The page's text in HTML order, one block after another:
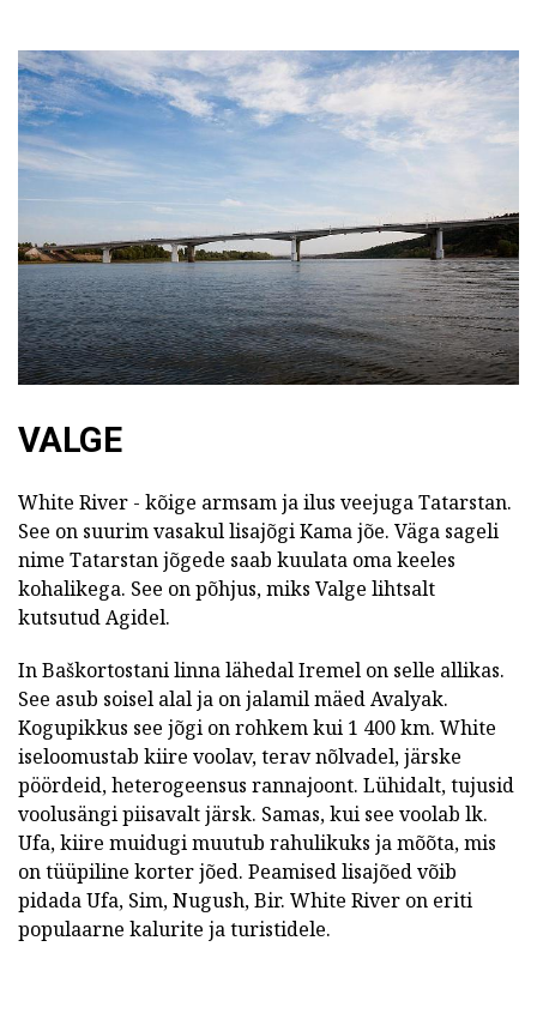
VALGE
White River - kõige armsam ja ilus veejuga Tatarstan.
See on suurim vasakul lisajõgi Kama jõe. Väga sageli
nime Tatarstan jõgede saab kuulata oma keeles
kohalikega. See on põhjus, miks Valge lihtsalt
kutsutud Agidel.
In Baškortostani linna lähedal Iremel on selle allikas.
See asub soisel alal ja on jalamil mäed Avalyak.
Kogupikkus see jõgi on rohkem kui 1 400 km. White
iseloomustab kiire voolav, terav nõlvadel, järske
pöördeid, heterogeensus rannajoont. Lühidalt, tujusid
voolusängi piisavalt järsk. Samas, kui see voolab lk.
Ufa, kiire muidugi muutub rahulikuks ja mõõta, mis
on tüüpiline korter jõed. Peamised lisajõed võib
pidada Ufa, Sim, Nugush, Bir. White River on eriti
populaarne kalurite ja turistidele.